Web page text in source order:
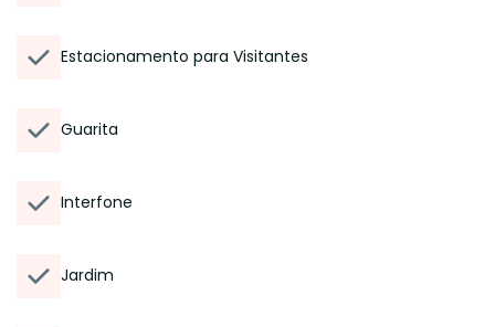
Estacionamento para Visitantes
Guarita
Interfone
Jardim